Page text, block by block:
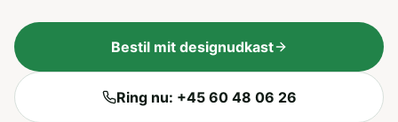
Bestil mit designudkast
Ring nu: +45 60 48 06 26